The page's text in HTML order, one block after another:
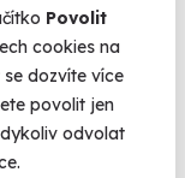
Povolit
cookies na
se dozvíte více
povolit jen
odvolat
6.7